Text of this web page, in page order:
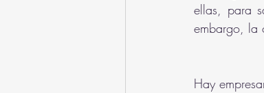
ellas, para
embargo, la
Hay